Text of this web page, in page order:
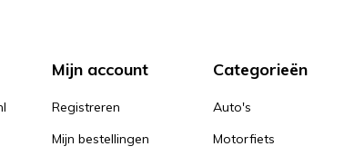
Mijn account
Registreren
Mijn bestellingen
Categorieën
Auto's
Motorfiets